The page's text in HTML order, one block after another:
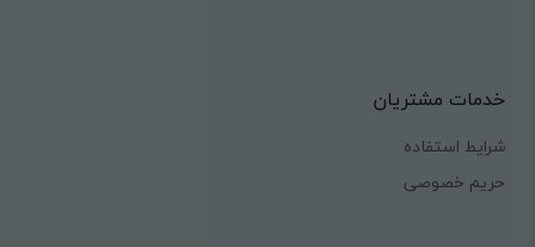
خدمات مشتریان
شرایط استفاده
حریم خصوصی